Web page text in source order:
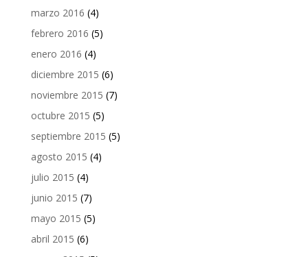
marzo 2016 (4)
febrero 2016 (5)
enero 2016 (4)
diciembre 2015 (6)
noviembre 2015 (7)
octubre 2015 (5)
septiembre 2015 (5)
agosto 2015 (4)
julio 2015 (4)
junio 2015 (7)
mayo 2015 (5)
abril 2015 (6)